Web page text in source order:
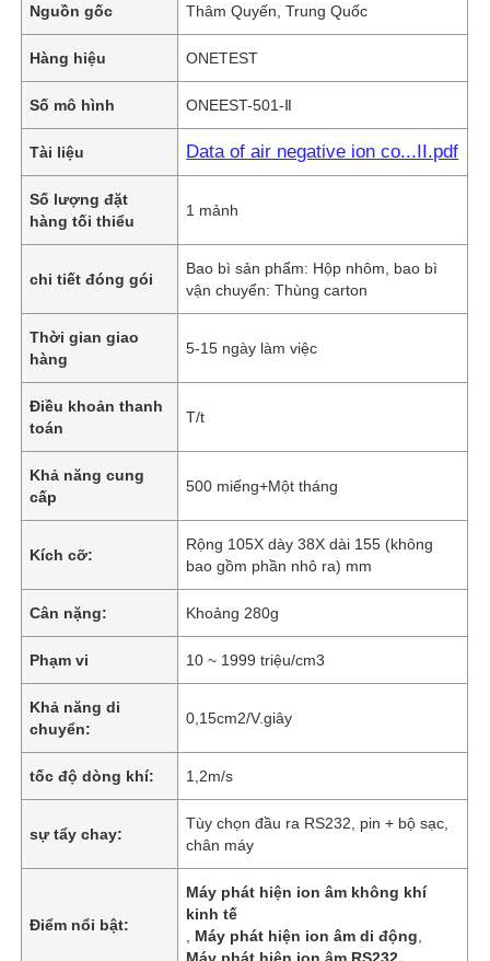
Nguồn gốc Thâm Quyến, Trung Quốc
Hàng hiệu ONETEST
Số mô hình ONEEST-501-Ⅱ
Tài liệu Data of air negative ion co...II.pdf
Số lượng đặt
hàng tối thiểu
1 mảnh
chi tiết đóng gói
Bao bì sản phẩm: Hộp nhôm, bao bì
vận chuyển: Thùng carton
Thời gian giao
hàng
5-15 ngày làm việc
Điều khoản thanh
toán
T/t
Khả năng cung
cấp
500 miếng+Một tháng
Kích cỡ:
Rộng 105X dày 38X dài 155 (không
bao gồm phần nhô ra) mm
Cân nặng: Khoảng 280g
Phạm vi 10 ~ 1999 triệu/cm3
Khả năng di
chuyển:
0,15cm2/V.giây
tốc độ dòng khí: 1,2m/s
sự tẩy chay:
Tùy chọn đầu ra RS232, pin + bộ sạc,
chân máy
Điểm nổi bật:
Máy phát hiện ion âm không khí
kinh tế
Máy phát hiện ion âm di động
Máy phát hiện ion âm RS232